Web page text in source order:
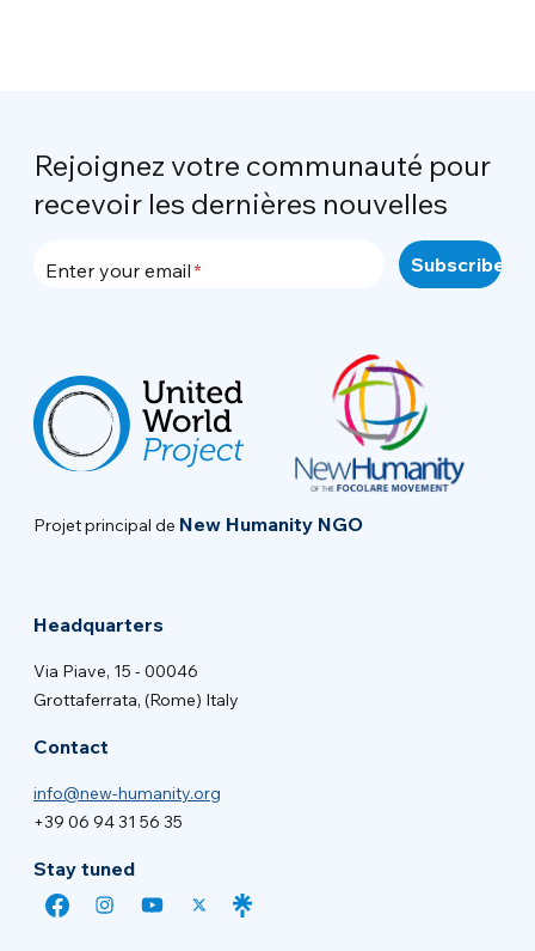
Rejoignez votre communauté pour
recevoir les dernières nouvelles
Enter your email
Projet principal de New Humanity NGO
Headquarters
Via Piave, 15 - 00046
Grottaferrata, (Rome) Italy
Contact
info@new-humanity.org
+39 06 94 31 56 35
Stay tuned